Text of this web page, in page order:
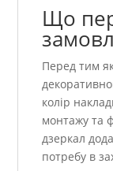
Що
Перед тим
колір
монтажу та
дзеркал
потребу в